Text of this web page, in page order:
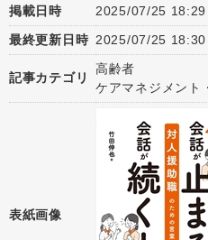
掲載日時
2025/07/25 18:29
最終更新日時 2025/07/25 18:30
記事カテゴリ
高齢者
ケアマネジメント
表紙画像